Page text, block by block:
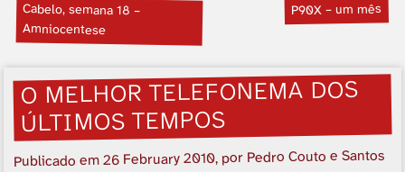
Cabelo, semana 18 –
Amniocentese
P90X – um mês
O MELHOR TELEFONEMA DOS
ÚLTIMOS TEMPOS
Publicado em26 February 2010, por Pedro Couto e Santos